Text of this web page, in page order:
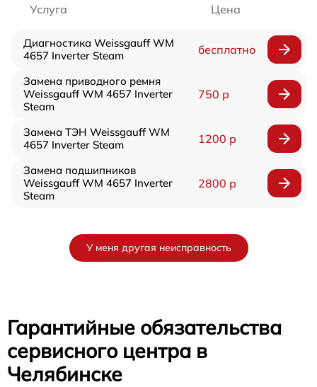
Услуга Цена
Диагностика Weissgauff WM
4657 Inverter Steam
бесплатно
Замена приводного ремня
Weissgauff WM 4657 Inverter
Steam
750 р
Замена ТЭН Weissgauff WM
4657 Inverter Steam
1200 р
Замена подшипников
Weissgauff WM 4657 Inverter
Steam
2800 р
У меня другая неисправность
Гарантийные обязательства
сервисного центра в
Челябинске